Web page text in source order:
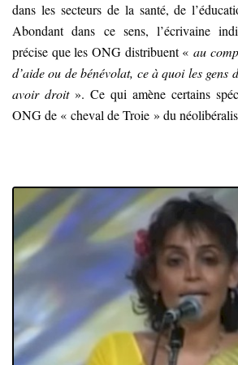
dans les secteurs de la santé, de
Abondant dans ce sens, l’écrivaine
précise que les ONG distribuent « au
d’aide ou de bénévolat, ce à quoi les gens
avoir droit». Ce qui amène certains
ONG de « cheval de Troie » du